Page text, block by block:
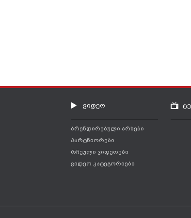
ვიდეო
ბრენდირებული არხები
პარტნიორები
რჩეული ვიდეოები
ვიდეო კატეგორიები